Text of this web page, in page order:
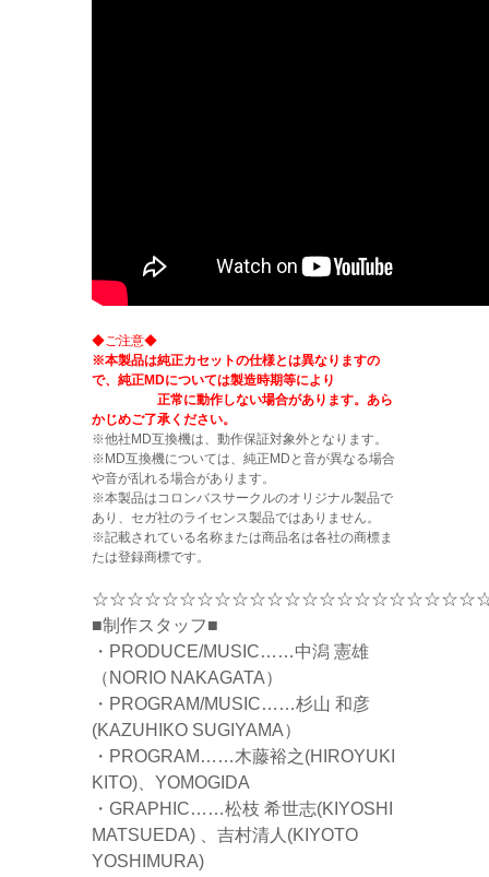
◆ご注意◆
※本製品は純正カセットの仕様とは異なりますの
で、純正MDについては製造時期等により
正常に動作しない場合があります。あら
かじめご了承ください。
※他社MD互換機は、動作保証対象外となります。
※MD互換機については、純正MDと音が異なる場合
や音が乱れる場合があります。
※本製品はコロンバスサークルのオリジナル製品で
あり、セガ社のライセンス製品ではありません。
※記載されている名称または商品名は各社の商標ま
たは登録商標です。
■制作スタッフ■
・PRODUCE/MUSIC……中潟 憲雄
（NORIO NAKAGATA）
・PROGRAM/MUSIC……杉山 和彦
(KAZUHIKO SUGIYAMA）
・PROGRAM……木藤裕之(HIROYUKI
KITO)、YOMOGIDA
・GRAPHIC……松枝 希世志(KIYOSHI
MATSUEDA) 、吉村清人(KIYOTO
YOSHIMURA)